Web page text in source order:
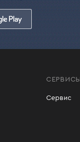
СЕРВИСЫ
Сервис